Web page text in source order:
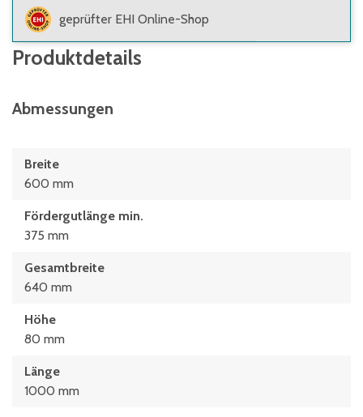
geprüfter EHI Online-Shop
Produktdetails
Abmessungen
Breite
600 mm
Fördergutlänge min.
375 mm
Gesamtbreite
640 mm
Höhe
80 mm
Länge
1000 mm